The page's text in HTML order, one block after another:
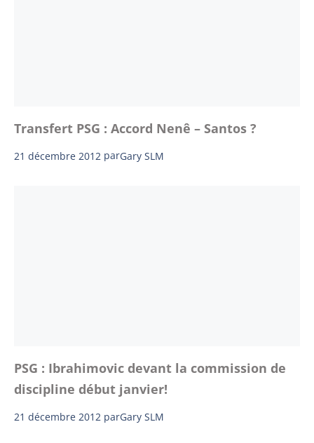
Transfert PSG : Accord Nenê – Santos ?
21 décembre 2012 parGary SLM
PSG : Ibrahimovic devant la commission de
discipline début janvier!
21 décembre 2012 parGary SLM